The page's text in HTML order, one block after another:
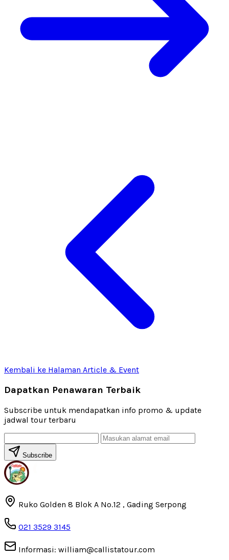
Kembali ke Halaman Article & Event
Dapatkan Penawaran Terbaik
Subscribe untuk mendapatkan info promo & update
jadwal tour terbaru
Subscribe
Ruko Golden 8 Blok A No.12 , Gading Serpong
021 3529 3145
Informasi: william@callistatour.com